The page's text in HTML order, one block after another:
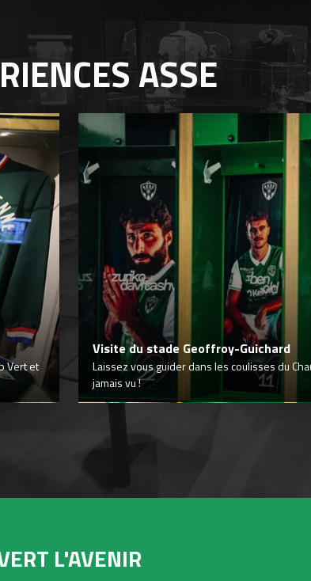
ASSE
Vert et
Visite du stade Geoffroy-Guichard
Laissez vous guider dans les coulisses du
jamais vu !
L'AVENIR